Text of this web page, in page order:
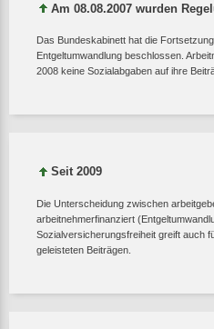
Am 08.08.2007 wurden
Das Bundeskabinett hat die
Entgeltumwandlung beschlossen.
2008 keine Sozialabgaben auf ihre
Seit 2009
Die Unterscheidung zwischen
arbeitnehmerfinanziert
Sozialversicherungsfreiheit greift auch
geleisteten Beiträgen.